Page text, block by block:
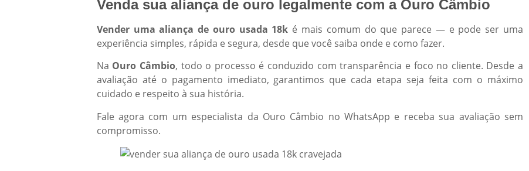
Venda sua aliança de ouro legalmente com a Ouro Câmbio
Vender uma aliança de ouro usada 18k é mais comum do que parece — e pode ser uma
experiência simples, rápida e segura, desde que você saiba onde e como fazer.
Na Ouro Câmbio, todo o processo é conduzido com transparência e foco no cliente. Desde a
avaliação até o pagamento imediato, garantimos que cada etapa seja feita com o máximo
cuidado e respeito à sua história.
Fale agora com um especialista da Ouro Câmbio no WhatsApp e receba sua avaliação sem
compromisso.